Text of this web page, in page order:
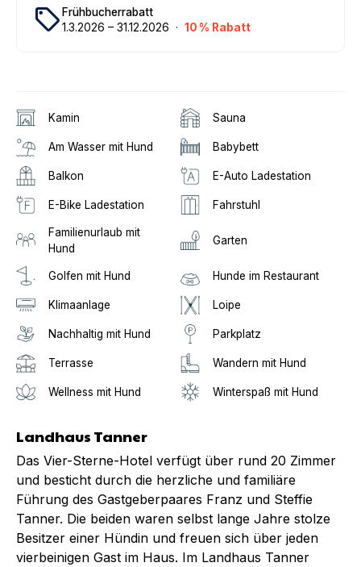
local_offer Frühbucherrabatt
1.3.2026 – 31.12.2026 · 10% Rabatt
Kamin Sauna
Am Wasser mit Hund Babybett
Balkon E-Auto Ladestation
E-Bike Ladestation Fahrstuhl
Familienurlaub mit
Hund
Garten
Golfen mit Hund Hunde im Restaurant
Klimaanlage Loipe
Nachhaltig mit Hund Parkplatz
Terrasse Wandern mit Hund
Wellness mit Hund Winterspaß mit Hund
Landhaus Tanner
Das Vier-Sterne-Hotel verfügt über rund 20 Zimmer
und besticht durch die herzliche und familiäre
Führung des Gastgeberpaares Franz und Steffie
Tanner. Die beiden waren selbst lange Jahre stolze
Besitzer einer Hündin und freuen sich über jeden
vierbeinigen Gast im Haus. Im Landhaus Tanner